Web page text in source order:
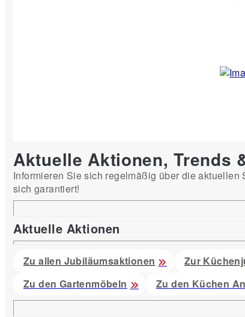
Aktuelle Aktionen, Trends
Informieren Sie sich regelmäßig über die
sich garantiert!
Aktuelle Aktionen
Zu allen Jubiläumsaktionen Zur
Zu den Gartenmöbeln
Zu den Küchen